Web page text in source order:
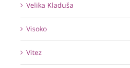
Velika Kladuša
Visoko
Vitez